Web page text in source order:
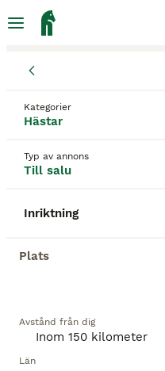
Kategorier
Hästar
Typ av annons
Till salu
Inriktning
Plats
Avstånd från dig
Län
Hästar till salu
Spara sökning
Islandshäst
Valack
Kön
15 år137 cm35 000 kr